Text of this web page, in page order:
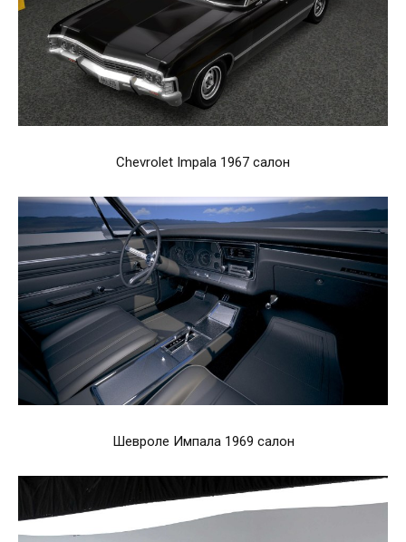
Chevrolet Impala 1967 салон
Шевроле Импала 1969 салон